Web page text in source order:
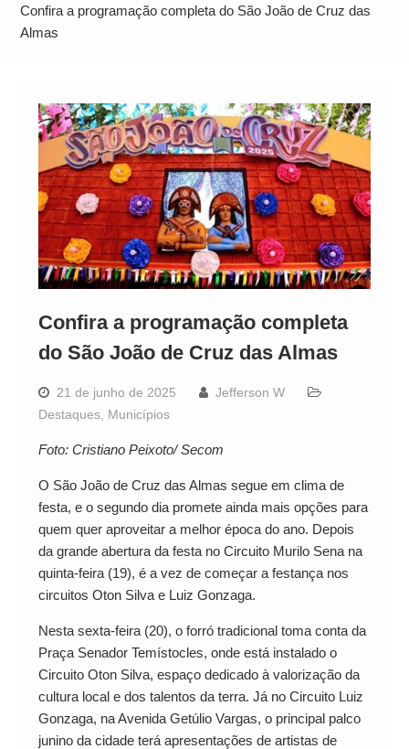
Alto
Confira a programação completa do São João de Cruz das
Almas
Confira a programação completa
do São João de Cruz das Almas
21 de junho de 2025
Jefferson W
Destaques, Municípios
Foto: Cristiano Peixoto/ Secom
O São João de Cruz das Almas segue em clima de
festa, e o segundo dia promete ainda mais opções para
quem quer aproveitar a melhor época do ano. Depois
da grande abertura da festa no Circuito Murilo Sena na
quinta-feira (19), é a vez de começar a festança nos
circuitos Oton Silva e Luiz Gonzaga.
Nesta sexta-feira (20), o forró tradicional toma conta da
Praça Senador Temístocles, onde está instalado o
Circuito Oton Silva, espaço dedicado à valorização da
cultura local e dos talentos da terra. Já no Circuito Luiz
Gonzaga, na Avenida Getúlio Vargas, o principal palco
junino da cidade terá apresentações de artistas de